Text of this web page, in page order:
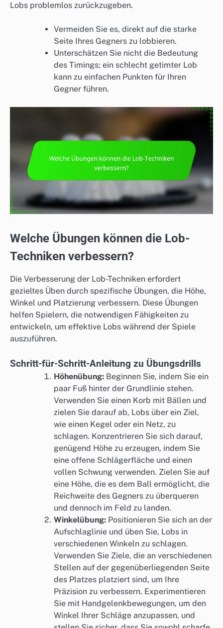
Lobs problemlos zurückzugeben.
Vermeiden Sie es, direkt auf die starke
Seite Ihres Gegners zu lobbieren.
Unterschätzen Sie nicht die Bedeutung
des Timings; ein schlecht getimter Lob
kann zu einfachen Punkten für Ihren
Gegner führen.
Welche Übungen können die Lob-
Techniken verbessern?
Die Verbesserung der Lob-Techniken erfordert
gezieltes Üben durch spezifische Übungen, die Höhe,
Winkel und Platzierung verbessern. Diese Übungen
helfen Spielern, die notwendigen Fähigkeiten zu
entwickeln, um effektive Lobs während der Spiele
auszuführen.
Schritt-für-Schritt-Anleitung zu Übungsdrills
Höhenübung: Beginnen Sie, indem Sie ein
paar Fuß hinter der Grundlinie stehen.
Verwenden Sie einen Korb mit Bällen und
zielen Sie darauf ab, Lobs über ein Ziel,
wie einen Kegel oder ein Netz, zu
schlagen. Konzentrieren Sie sich darauf,
genügend Höhe zu erzeugen, indem Sie
eine offene Schlägerfläche und einen
vollen Schwung verwenden. Zielen Sie auf
eine Höhe, die es dem Ball ermöglicht, die
Reichweite des Gegners zu überqueren
und dennoch im Feld zu landen.
Winkelübung: Positionieren Sie sich an der
Aufschlaglinie und üben Sie, Lobs in
verschiedenen Winkeln zu schlagen.
Verwenden Sie Ziele, die an verschiedenen
Stellen auf der gegenüberliegenden Seite
des Platzes platziert sind, um Ihre
Präzision zu verbessern. Experimentieren
Sie mit Handgelenkbewegungen, um den
Winkel Ihrer Schläge anzupassen, und